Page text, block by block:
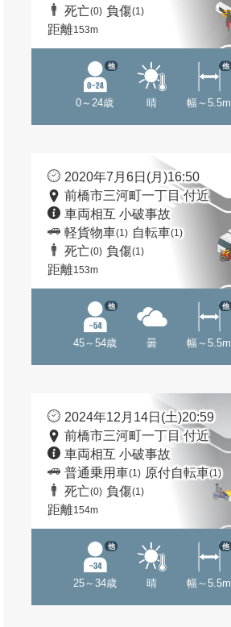
死亡(0) 負傷(1)
距離153m
0～24歳
他
晴 幅～5.5m
他
2020年7月6日(月)16:50
前橋市三河町一丁目 付近
車両相互 小破事故
軽貨物車(1) 自転車(1)
死亡(0) 負傷(1)
距離153m
45～54歳
他
曇 幅～5.5m
他
2024年12月14日(土)20:59
前橋市三河町一丁目 付近
車両相互 小破事故
普通乗用車(1) 原付自転車(1)
死亡(0) 負傷(1)
距離154m
25～34歳
他
晴 幅～5.5m
他